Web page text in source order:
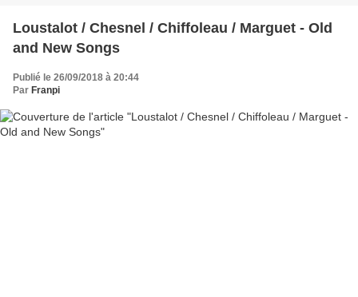
Loustalot / Chesnel / Chiffoleau / Marguet - Old
and New Songs
Publié le 26/09/2018 à 20:44
Par Franpi